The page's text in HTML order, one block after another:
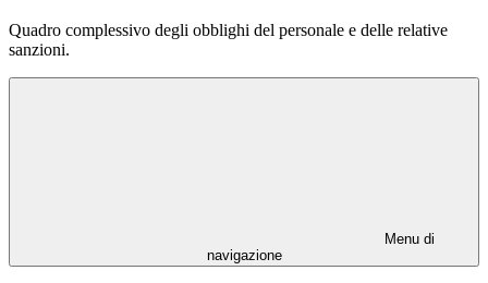
Quadro complessivo degli obblighi del personale e delle relative
sanzioni.
Menu di
navigazione